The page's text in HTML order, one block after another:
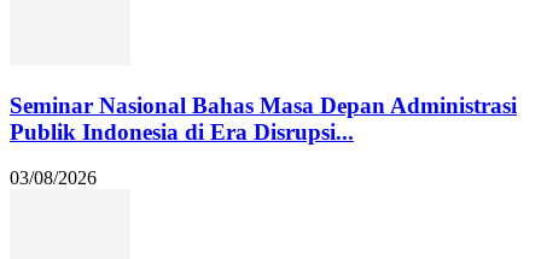
Seminar Nasional Bahas Masa Depan Administrasi
Publik Indonesia di Era Disrupsi...
03/08/2026